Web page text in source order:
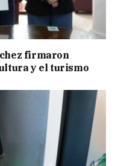
firmaron
y el turismo